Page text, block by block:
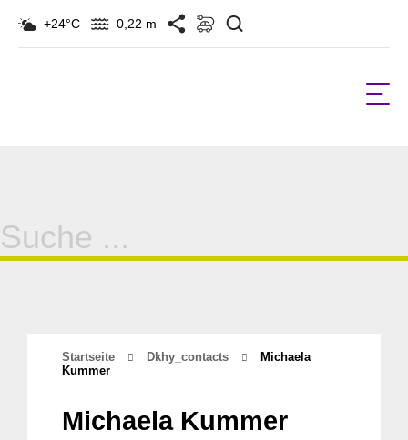
+24°C 0,22 m
Suche
für:
Startseite Dkhy_contacts
Michaela
Kummer
Michaela Kummer